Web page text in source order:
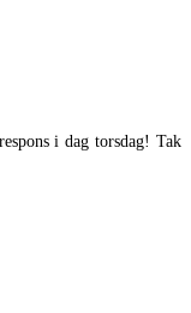
i dag torsdag! Tak